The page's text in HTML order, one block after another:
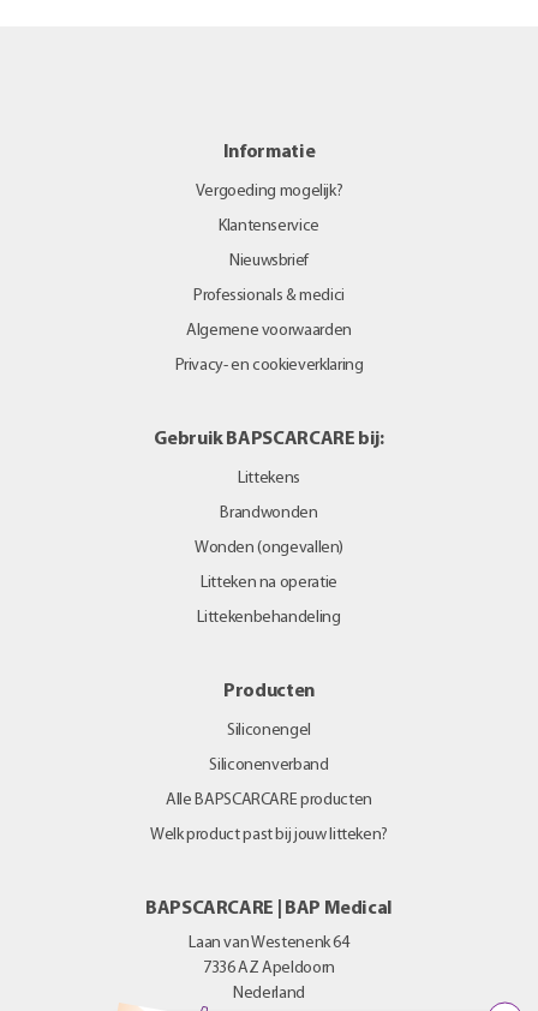
Informatie
Vergoeding mogelijk?
Klantenservice
Nieuwsbrief
Professionals & medici
Algemene voorwaarden
Privacy- en cookieverklaring
Gebruik BAPSCARCARE bij:
Littekens
Brandwonden
Wonden (ongevallen)
Litteken na operatie
Littekenbehandeling
Producten
Siliconengel
Siliconenverband
Alle BAPSCARCARE producten
Welk product past bij jouw litteken?
BAPSCARCARE | BAP Medical
Laan van Westenenk 64
7336 AZ Apeldoorn
Nederland